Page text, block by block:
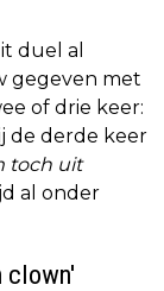
duel al
gegeven met
of drie keer:
de derde keer
toch uit
al onder
clown'